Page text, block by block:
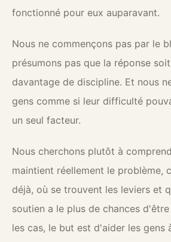
fonctionné pour eux auparavant.
Nous ne commençons pas par le
présumons pas que la réponse
davantage de discipline. Et nous
gens comme si leur difficulté
un seul facteur.
Nous cherchons plutôt à
maintient réellement le problème,
déjà, où se trouvent les leviers et
soutien a le plus de chances
les cas, le but est d'aider les gens